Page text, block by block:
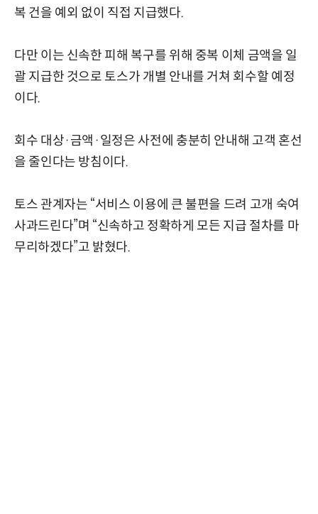
복 건을 예외 없이 직접 지급했다.
다만 이는 신속한 피해 복구를 위해 중복 이체 금액을 일
괄 지급한 것으로 토스가 개별 안내를 거쳐 회수할 예정
이다.
회수 대상·금액·일정은 사전에 충분히 안내해 고객 혼선
을 줄인다는 방침이다.
토스 관계자는 “서비스 이용에 큰 불편을 드려 고개 숙여
사과드린다”며 “신속하고 정확하게 모든 지급 절차를 마
무리하겠다”고 밝혔다.